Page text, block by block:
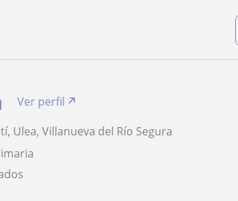
Ver perfil
Ulea, Villanueva del Río Segura